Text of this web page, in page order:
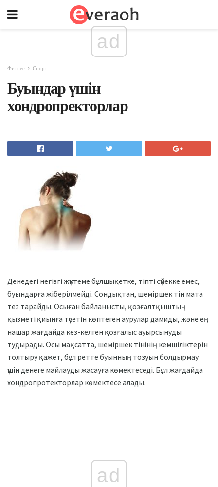
ad
Фитнес Спорт
Буындар үшін
хондропректорлар
Денедегі негізгі жүктеме бұлшықетке, тіпті сүйекке емес,
буындарға жіберілмейді. Сондықтан, шеміршек тін мата
тез тарайды. Осыған байланысты, қозғалтқыштың
қызметі қиынға түсетін көптеген аурулар дамиды, және ең
нашар жағдайда кез-келген қозғалыс ауырсынуды
тудырады. Осы мақсатта, шеміршек тінінің кемшіліктерін
толтыру қажет, бұл ретте буынның тозуын болдырмау
үшін денеге майлауды жасауға көмектеседі. Бұл жағдайда
хондропротекторлар көмектесе алады.
ad